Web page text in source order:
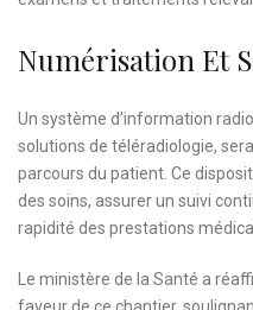
Numérisation Et
Un système d’information
solutions de téléradiologie,
parcours du patient. Ce
des soins, assurer un suivi
rapidité des prestations
Le ministère de la Santé a